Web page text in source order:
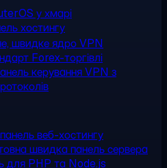
у хмарі
хостингу
швидке ядро VPN
Forex-торгівлі
керування VPN з
веб-хостингу
швидка панель сервера
для PHP та Node.js